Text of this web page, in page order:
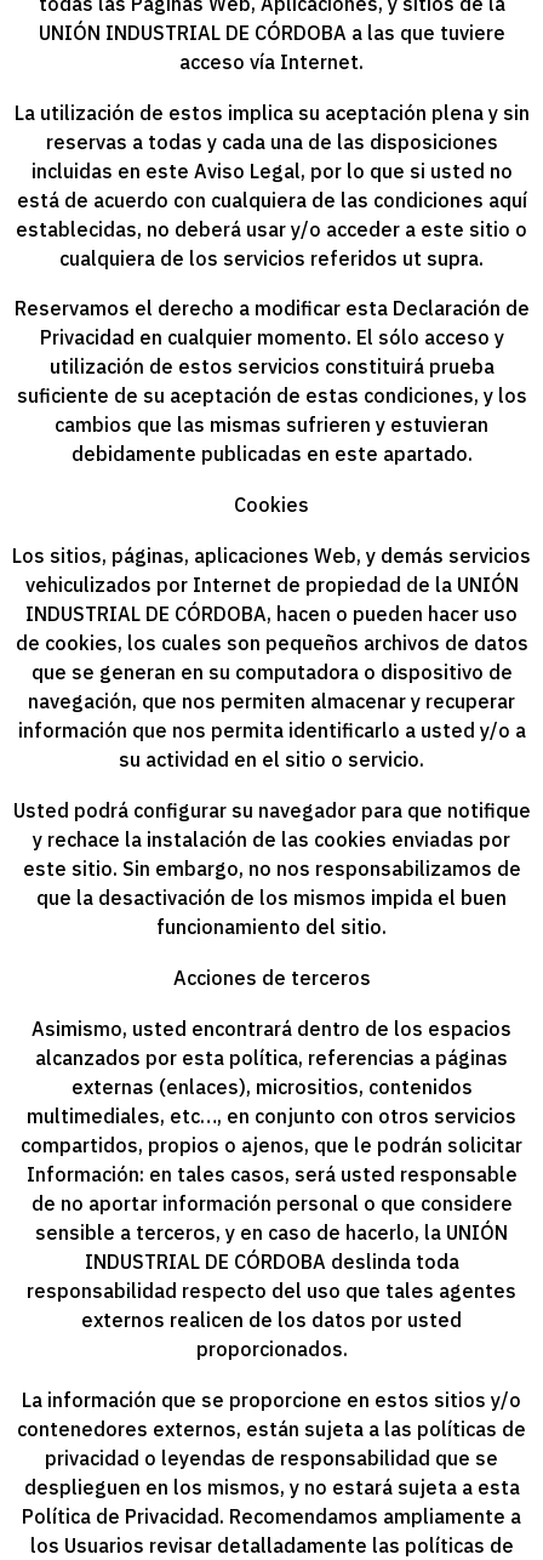
UNIÓN INDUSTRIAL DE CÓRDOBA a las que tuviere
acceso vía Internet.
La utilización de estos implica su aceptación plena y sin
reservas a todas y cada una de las disposiciones
incluidas en este Aviso Legal, por lo que si usted no
está de acuerdo con cualquiera de las condiciones aquí
establecidas, no deberá usar y/o acceder a este sitio o
cualquiera de los servicios referidos ut supra.
Reservamos el derecho a modificar esta Declaración de
Privacidad en cualquier momento. El sólo acceso y
utilización de estos servicios constituirá prueba
suficiente de su aceptación de estas condiciones, y los
cambios que las mismas sufrieren y estuvieran
debidamente publicadas en este apartado.
Cookies
Los sitios, páginas, aplicaciones Web, y demás servicios
vehiculizados por Internet de propiedad de la UNIÓN
INDUSTRIAL DE CÓRDOBA, hacen o pueden hacer uso
de cookies, los cuales son pequeños archivos de datos
que se generan en su computadora o dispositivo de
navegación, que nos permiten almacenar y recuperar
información que nos permita identificarlo a usted y/o a
su actividad en el sitio o servicio.
Usted podrá configurar su navegador para que notifique
y rechace la instalación de las cookies enviadas por
este sitio. Sin embargo, no nos responsabilizamos de
que la desactivación de los mismos impida el buen
funcionamiento del sitio.
Acciones de terceros
Asimismo, usted encontrará dentro de los espacios
alcanzados por esta política, referencias a páginas
externas (enlaces), micrositios, contenidos
multimediales, etc…, en conjunto con otros servicios
compartidos, propios o ajenos, que le podrán solicitar
Información: en tales casos, será usted responsable
de no aportar información personal o que considere
sensible a terceros, y en caso de hacerlo, la UNIÓN
INDUSTRIAL DE CÓRDOBA deslinda toda
responsabilidad respecto del uso que tales agentes
externos realicen de los datos por usted
proporcionados.
La información que se proporcione en estos sitios y/o
contenedores externos, están sujeta a las políticas de
privacidad o leyendas de responsabilidad que se
desplieguen en los mismos, y no estará sujeta a esta
Política de Privacidad. Recomendamos ampliamente a
los Usuarios revisar detalladamente las políticas de